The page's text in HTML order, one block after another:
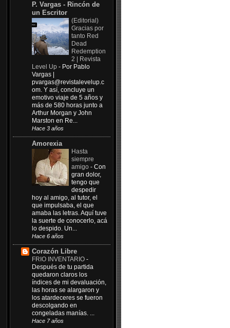
P. Vargas - Rincón de
un Escritor
(Editorial)
Gracias por
tanto Red
Dead
Redemption
2 | Revista
Level Up - Por Pablo
Vargas |
pvargas@revistalevelup.c
om. Y así, concluye un
emotivo viaje de 5 años y
más de 580 horas junto a
Arthur Morgan y John
Marston en Re...
Hace 3 años
Amorexia
Hasta
siempre
amigo - Con
gran dolor,
tengo que
despedir
hoy al amigo, al tutor, el
que impulsaba, el que
amaba las letras. Aquí tuve
la suerte de conocerlo, acá
lo despido. Un...
Hace 6 años
Corazón Libre
FRIO INVENTARIO -
Después de tu partida
quedaron claros los
índices de mi devaluación,
las horas se alargaron y
los atardeceres se fueron
descolgando en
congeladas manías. ...
Hace 7 años